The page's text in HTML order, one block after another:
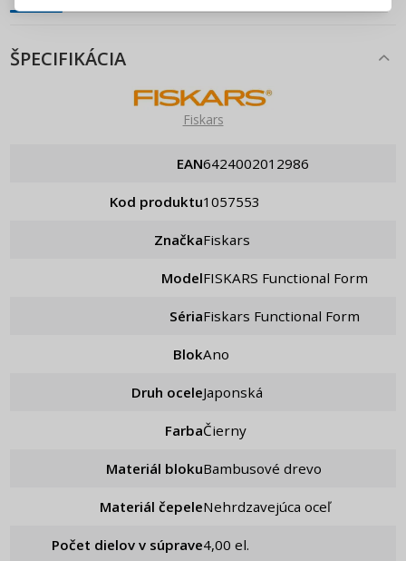
ŠPECIFIKÁCIA
Fiskars
EAN 6424002012986
Kod produktu 1057553
Značka Fiskars
Model FISKARS Functional Form
Séria Fiskars Functional Form
Blok ano
Druh ocele Japonská
Farba Čierny
Materiál bloku Bambusové drevo
Materiál čepele Nehrdzavejúca oceľ
Počet dielov v súprave 4,00 el.